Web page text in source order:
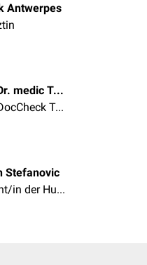
Antwerpes
Dr. medic Tabea van Hauten
DocCheck Team
Stefanovic
Student/in der Humanmedizin